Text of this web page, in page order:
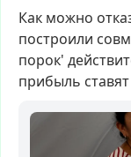
Как можно
построили
порок'
прибыль ставят